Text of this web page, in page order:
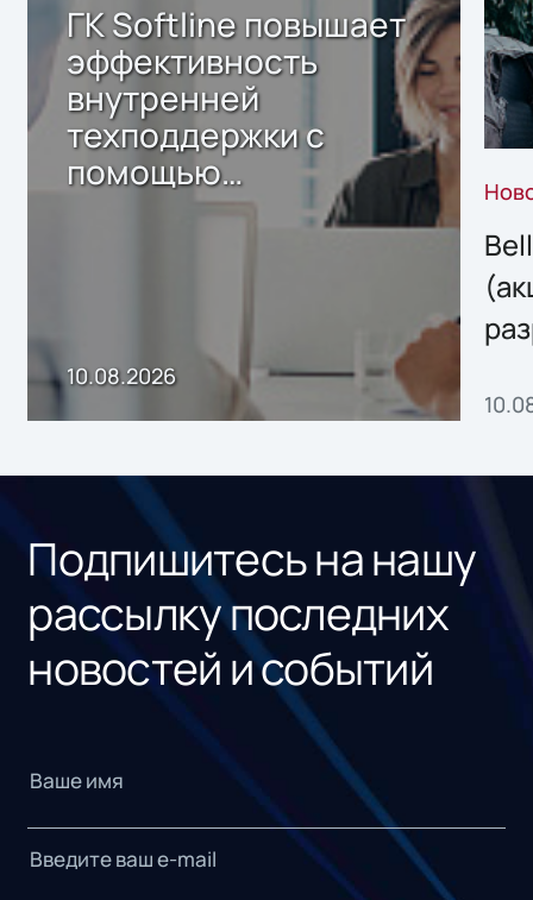
ГК Softline повышает
эффективность
внутренней
техподдержки с
помощью
собственного ИИ-
10.08.2026
Подпишитесь на нашу
рассылку последних
новостей и событий